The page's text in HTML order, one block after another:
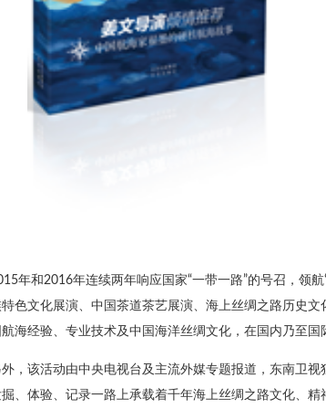
年和2016年连续两年响应国家“一带一路”的号召，领
特色文化展演、中国茶道茶艺展演、海上丝绸之路历史
海经验、专业技术及中国海洋丝绸文化，在国内乃至国
外，该活动由中央电视台及主流外媒专题报道，东南卫
、体验、记录一路上承载着千年海上丝绸之路文化、